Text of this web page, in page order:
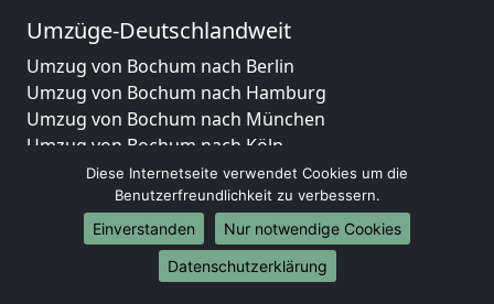
Umzüge-Deutschlandweit
Umzug von Bochum nach Berlin
Umzug von Bochum nach Hamburg
Umzug von Bochum nach München
Umzug von Bochum nach Köln
Umzug von Bochum nach Frankfurt am Main
Umzug von Bochum nach Stuttgart
Umzug von Bochum nach Düsseldorf
Umzug von Bochum nach Leipzig
Umzug von Bochum nach Dortmund
Diese Internetseite verwendet Cookies um die
Benutzerfreundlichkeit zu verbessern.
Einverstanden
Nur notwendige Cookies
Datenschutzerklärung